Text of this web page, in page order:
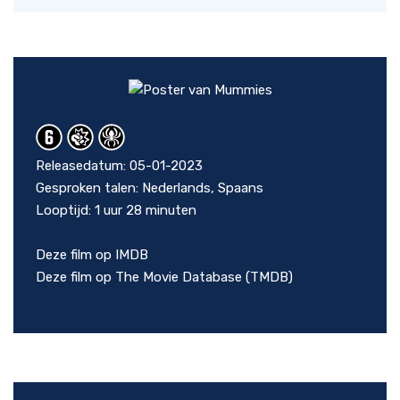
Releasedatum: 05-01-2023
Gesproken talen: Nederlands, Spaans
Looptijd: 1 uur 28 minuten
Deze film op IMDB
Deze film op The Movie Database (TMDB)